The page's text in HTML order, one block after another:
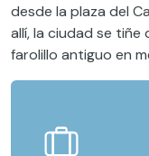
desde la plaza del
allí, la ciudad se
farolillo antiguo en